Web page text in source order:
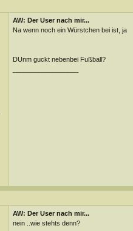
AW: Der User nach mir...
Na wenn noch ein Würstchen bei ist, ja
DUnm guckt nebenbei Fußball?
AW: Der User nach mir...
nein ..wie stehts denn?